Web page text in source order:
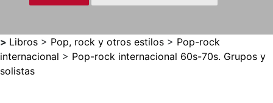
> Libros > Pop, rock y otros estilos > Pop-rock
internacional > Pop-rock internacional 60s-70s. Grupos y
solistas